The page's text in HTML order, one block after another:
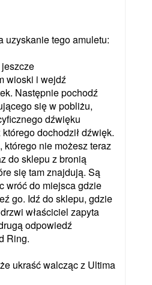
uzyskanie tego amuletu:
wioski i wejdź
Następnie pochodź
się w pobliżu,
dźwięku
dochodził dźwięk.
którego nie możesz teraz
do sklepu z bronią
się tam znajdują. Są
wróć do miejsca gdzie
go. Idź do sklepu, gdzie
właściciel zapyta
odpowiedź
Ring.
ukraść walcząc z Ultima